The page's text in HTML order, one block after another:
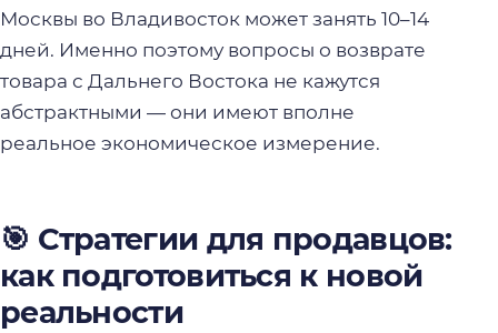
Москвы во Владивосток может занять 10–14
дней. Именно поэтому вопросы о возврате
товара с Дальнего Востока не кажутся
абстрактными — они имеют вполне
реальное экономическое измерение.
🎯 Стратегии для продавцов:
как подготовиться к новой
реальности